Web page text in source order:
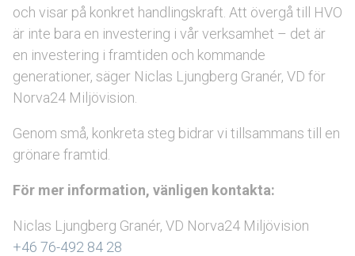
och visar på konkret handlingskraft. Att övergå till HVO
är inte bara en investering i vår verksamhet – det är
en investering i framtiden och kommande
generationer, säger Niclas Ljungberg Granér, VD för
Norva24 Miljövision.
Genom små, konkreta steg bidrar vi tillsammans till en
grönare framtid.
För mer information, vänligen kontakta:
Niclas Ljungberg Granér, VD Norva24 Miljövision
+46 76-492 84 28